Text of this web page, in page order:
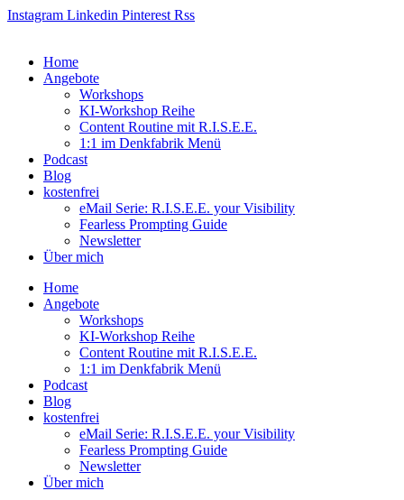
Zum
Instagram Linkedin Pinterest Rss
Home
Angebote
Workshops
KI-Workshop Reihe
Content Routine mit R.I.S.E.E.
1:1 im Denkfabrik Menü
Podcast
Blog
kostenfrei
eMail Serie: R.I.S.E.E. your Visibility
Fearless Prompting Guide
Newsletter
Über mich
Home
Angebote
Workshops
KI-Workshop Reihe
Content Routine mit R.I.S.E.E.
1:1 im Denkfabrik Menü
Podcast
Blog
kostenfrei
eMail Serie: R.I.S.E.E. your Visibility
Fearless Prompting Guide
Newsletter
Über mich